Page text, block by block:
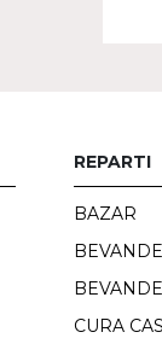
REPARTI
BAZAR
CURA